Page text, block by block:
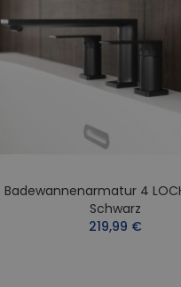
Badewannenarmatur 4
Schwarz
219,99 €